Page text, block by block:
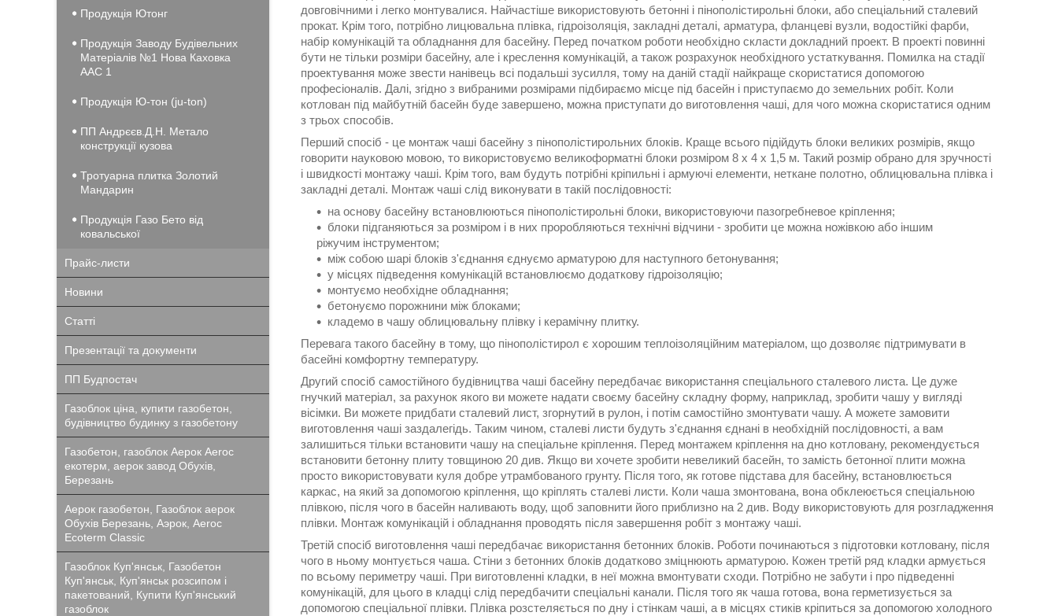
довговічними і легко монтувалися. Найчастіше використовують бетонні і пінополістирольні блоки, або спеціальний сталевий
прокат. Крім того, потрібно лицювальна плівка, гідроізоляція, закладні деталі, арматура, фланцеві вузли, водостійкі фарби,
набір комунікацій та обладнання для басейну. Перед початком роботи необхідно скласти докладний проект. В проекті повинні
бути не тільки розміри басейну, але і креслення комунікацій, а також розрахунок необхідного устаткування. Помилка на стадії
проектування може звести нанівець всі подальші зусилля, тому на даній стадії найкраще скористатися допомогою
професіоналів. Далі, згідно з вибраними розмірами підбираємо місце під басейн і приступаємо до земельних робіт. Коли
котлован під майбутній басейн буде завершено, можна приступати до виготовлення чаші, для чого можна скористатися одним
з трьох способів.
Перший спосіб - це монтаж чаші басейну з пінополістирольних блоків. Краще всього підійдуть блоки великих розмірів, якщо
говорити науковою мовою, то використовуємо великоформатні блоки розміром 8 х 4 х 1,5 м. Такий розмір обрано для зручності
і швидкості монтажу чаші. Крім того, вам будуть потрібні кріпильні і армуючі елементи, неткане полотно, облицювальна плівка і
закладні деталі. Монтаж чаші слід виконувати в такій послідовності:
на основу басейну встановлюються пінополістирольні блоки, використовуючи пазогребневое кріплення;
блоки підганяються за розміром і в них проробляються технічні відчини - зробити це можна ножівкою або іншим
ріжучим інструментом;
між собою шарі блоків з'єднання єднуємо арматурою для наступного бетонування;
у місцях підведення комунікацій встановлюємо додаткову гідроізоляцію;
монтуємо необхідне обладнання;
бетонуємо порожнини між блоками;
кладемо в чашу облицювальну плівку і керамічну плитку.
Перевага такого басейну в тому, що пінополістирол є хорошим теплоізоляційним матеріалом, що дозволяє підтримувати в
басейні комфортну температуру.
Другий спосіб самостійного будівництва чаші басейну передбачає використання спеціального сталевого листа. Це дуже
гнучкий матеріал, за рахунок якого ви можете надати своєму басейну складну форму, наприклад, зробити чашу у вигляді
вісімки. Ви можете придбати сталевий лист, згорнутий в рулон, і потім самостійно змонтувати чашу. А можете замовити
виготовлення чаші заздалегідь. Таким чином, сталеві листи будуть з'єднання єднані в необхідній послідовності, а вам
залишиться тільки встановити чашу на спеціальне кріплення. Перед монтажем кріплення на дно котловану, рекомендується
встановити бетонну плиту товщиною 20 див. Якщо ви хочете зробити невеликий басейн, то замість бетонної плити можна
просто використовувати куля добре утрамбованого грунту. Після того, як готове підстава для басейну, встановлюється
каркас, на який за допомогою кріплення, що кріплять сталеві листи. Коли чаша змонтована, вона обклеюється спеціальною
плівкою, після чого в басейн наливають воду, щоб заповнити його приблизно на 2 див. Воду використовують для розгладження
плівки. Монтаж комунікацій і обладнання проводять після завершення робіт з монтажу чаші.
Третій спосіб виготовлення чаші передбачає використання бетонних блоків. Роботи починаються з підготовки котловану, після
чого в ньому монтується чаша. Стіни з бетонних блоків додатково зміцнюють арматурою. Кожен третій ряд кладки армується
по всьому периметру чаші. При виготовленні кладки, в неї можна вмонтувати сходи. Потрібно не забути і про підведенні
комунікацій, для цього в кладці слід передбачити спеціальні канали. Після того як чаша готова, вона герметизується за
допомогою спеціальної плівки. Плівка розстеляється по дну і стінкам чаші, а в місцях стиків кріпиться за допомогою холодного
Продукція Ютонг
Продукція Заводу Будівельних
Матеріалів №1 Нова Каховка
ААС 1
Продукція Ю-тон (ju-ton)
ПП Андрєєв.Д.Н. Метало
конструкції кузова
Тротуарна плитка Золотий
Мандарин
Продукція Газо Бето від
ковальської
Прайс-листи
Новини
Статті
Презентації та документи
ПП Будпостач
Газоблок ціна, купити газобетон,
будівництво будинку з газобетону
Газобетон, газоблок Аерок Aeroc
екотерм, аерок завод Обухів,
Березань
Аерок газобетон, Газоблок аерок
Обухів Березань, Аэрок, Aeroc
Ecoterm Classic
Газоблок Куп'янськ, Газобетон
Куп'янськ, Куп'янськ розсипом і
пакетований, Купити Куп'янський
газоблок